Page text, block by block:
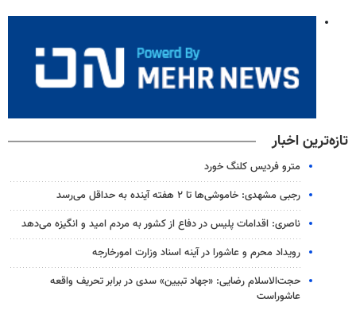
تازه‌ترین اخبار
مترو فردیس کلنگ خورد
رجبی مشهدی: خاموشی‌ها تا ۲ هفته آینده به حداقل می‌رسد
ناصری: اقدامات پلیس در دفاع از کشور به مردم امید و انگیزه می‌دهد
رویداد محرم و عاشورا در آینه اسناد وزارت امورخارجه
حجت‌الاسلام رضایی: «جهاد تبیین» سدی در برابر تحریف واقعه
عاشوراست